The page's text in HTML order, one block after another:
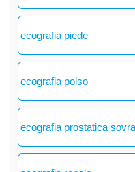
ecografia piede
ecografia polso
ecografia prostatica